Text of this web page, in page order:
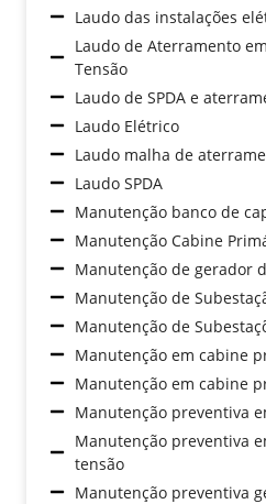
Laudo das instalações
Laudo de Aterramento
Tensão
Laudo de SPDA e
Laudo Elétrico
Laudo malha de
Laudo SPDA
Manutenção banco de
Manutenção Cabine
Manutenção de gerador
Manutenção de
Manutenção de
Manutenção em cabine
Manutenção em cabine
Manutenção preventiva
Manutenção preventiva
tensão
Manutenção preventiva